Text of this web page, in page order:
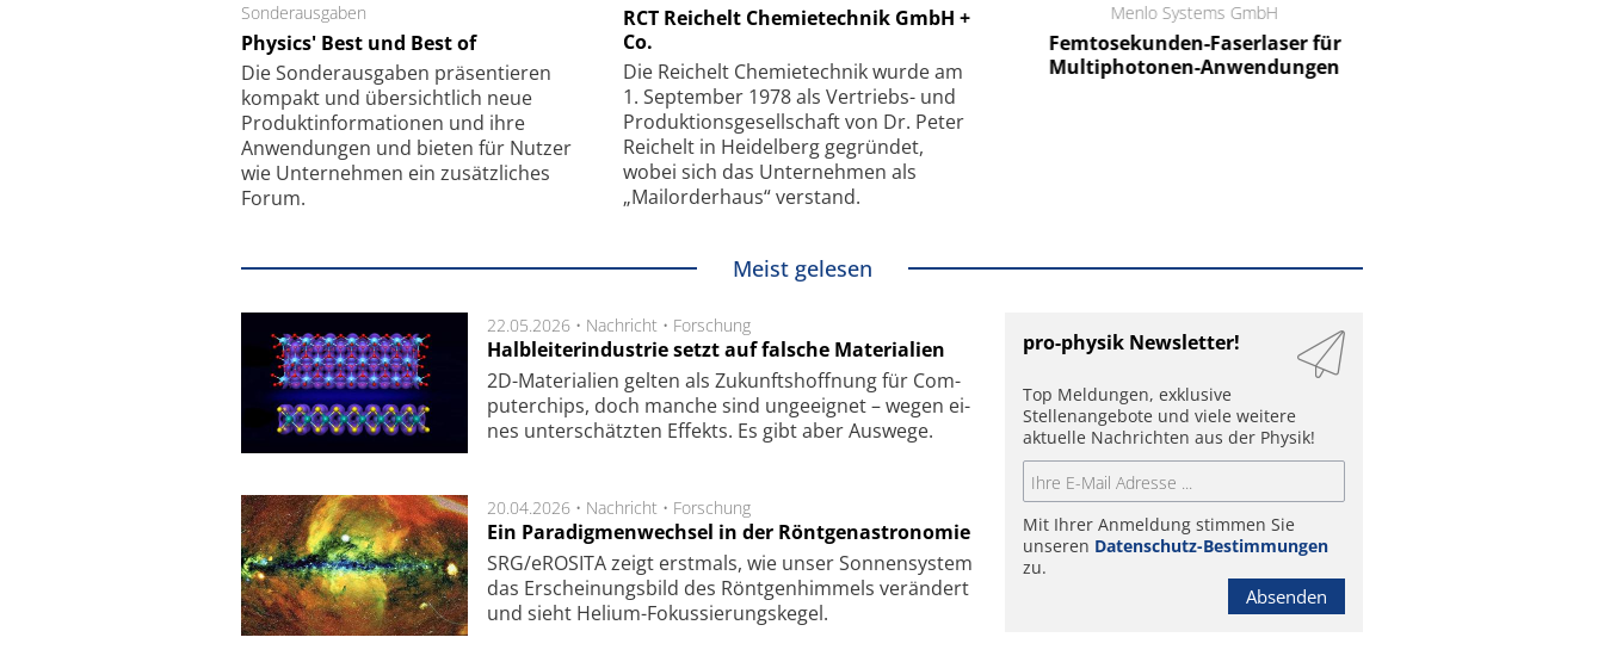
Sonderausgaben
Physics' Best und Best of
Die Sonder­ausgaben präsentieren
kompakt und übersichtlich neue
Produkt­informationen und ihre
Anwendungen und bieten für Nutzer
wie Unternehmen ein zusätzliches
Forum.
RCT Reichelt Chemietechnik GmbH +
Co.
Die Reichelt Chemietechnik wurde am
1. September 1978 als Vertriebs- und
Produktionsgesellschaft von Dr. Peter
Reichelt in Heidelberg gegründet,
wobei sich das Unternehmen als
„Mailorderhaus“ verstand.
Faserkoppler mit Super-
Feinfokussierungsmechanismus
SmarAct GmbH
kleinstem Raum
Menlo Systems GmbH
Femtosekunden-Faserlaser für
Multiphotonen-Anwendungen
Meist gelesen
22.05.2026 • Nachricht • Forschung
Halbleiterindustrie setzt auf falsche Materialien
2D-Mate­ri­a­li­en gel­ten als Zu­kunfts­hoff­nung für Com­
pu­ter­chips, doch man­che sind un­ge­eig­net – we­gen ei­
nes un­ter­schätz­ten Ef­fekts. Es gibt aber Aus­we­ge.
20.04.2026 • Nachricht • Forschung
Ein Paradigmenwechsel in der Röntgenastronomie
SRG/eROSITA zeigt erst­mals, wie unser Son­nen­sys­tem
das Er­schei­nungs­bild des Rönt­gen­him­mels ver­än­dert
und sieht Helium-Fokus­sie­rungs­ke­gel.
pro-physik Newsletter!
Top Meldungen, exklusive
Stellenangebote und viele weitere
aktuelle Nachrichten aus der Physik!
Mit Ihrer Anmeldung stimmen Sie
unseren Datenschutz-Bestimmungen
zu.
Absenden